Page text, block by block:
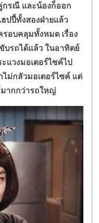
กรณี และน้องก็ออก
ปปี้ทั้งสองฝ่ายแล้ว
รอบคลุมทั้งหมด เรื่อง
บรถได้แล้ว ในอาทิตย์
แวงมอเตอร์ไซค์ไป
ม่กลัวมอเตอร์ไซค์ แต่
มากกว่ารถใหญ่